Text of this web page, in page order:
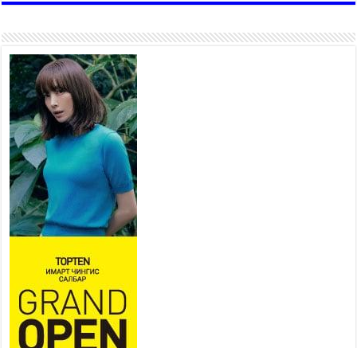
шугам хоолойн ажил 80
хувьтай үргэлжилж байна
2026 оны 7 сар 20 / 9 цаг 14 минут
Усархаг аадар бороо орж
байгаа тул аюулгүй байдлаа
хангаж, үер усны аюулаас
сэрэмжлэхийг нийслэлийн
Онцгой байдлын газраас анхааруулж байна
2026 оны 7 сар 20 / 9 цаг 09 минут
311 алба хаагч, 119 техник хэрэгсэлтэй ажиллаж
үер усны аюул, болзошгүй эрсдэлээс сэргийлж
байна
Аяллаа зөв төлөвлөхийг иргэдэд зөвлөж байна
2026 оны 7 сар 16 / 11 цаг 50 минут
Үер усны болзошгүй аюулаас сэргийлж,
холбогдох байгууллагууд өндөржүүлсэн бэлэн
байдалд ажиллаж байна